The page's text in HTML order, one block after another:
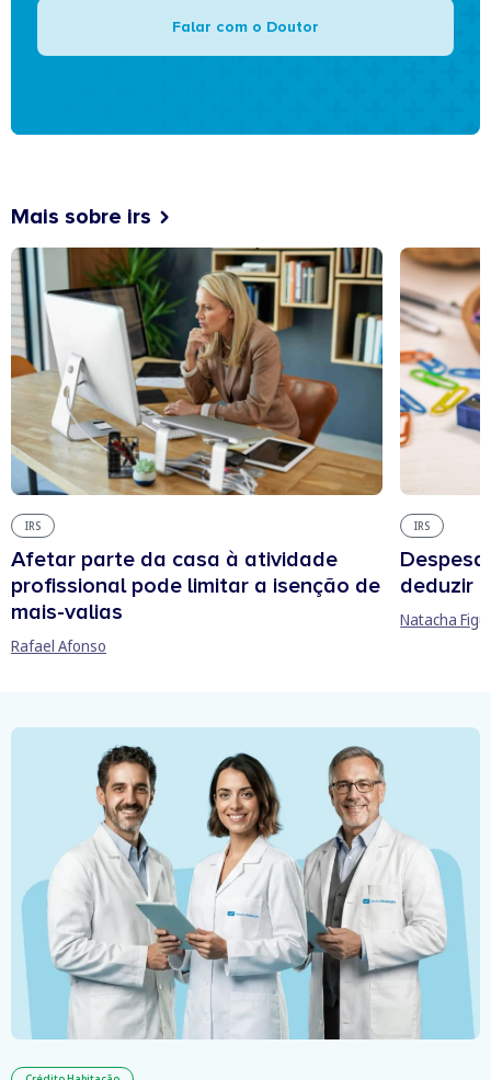
Falar com o Doutor
Mais sobre irs
IRS
Afetar parte da casa à atividade
profissional pode limitar a isenção de
mais-valias
Rafael Afonso
IRS
deduzir
Natacha